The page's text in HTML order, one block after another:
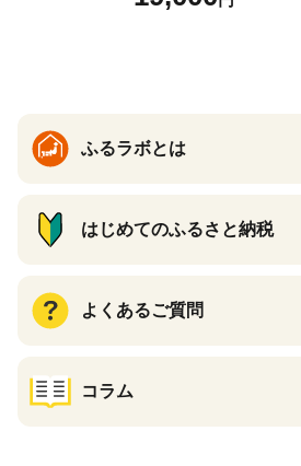
ふるラボとは
はじめてのふるさと納税
よくあるご質問
コラム